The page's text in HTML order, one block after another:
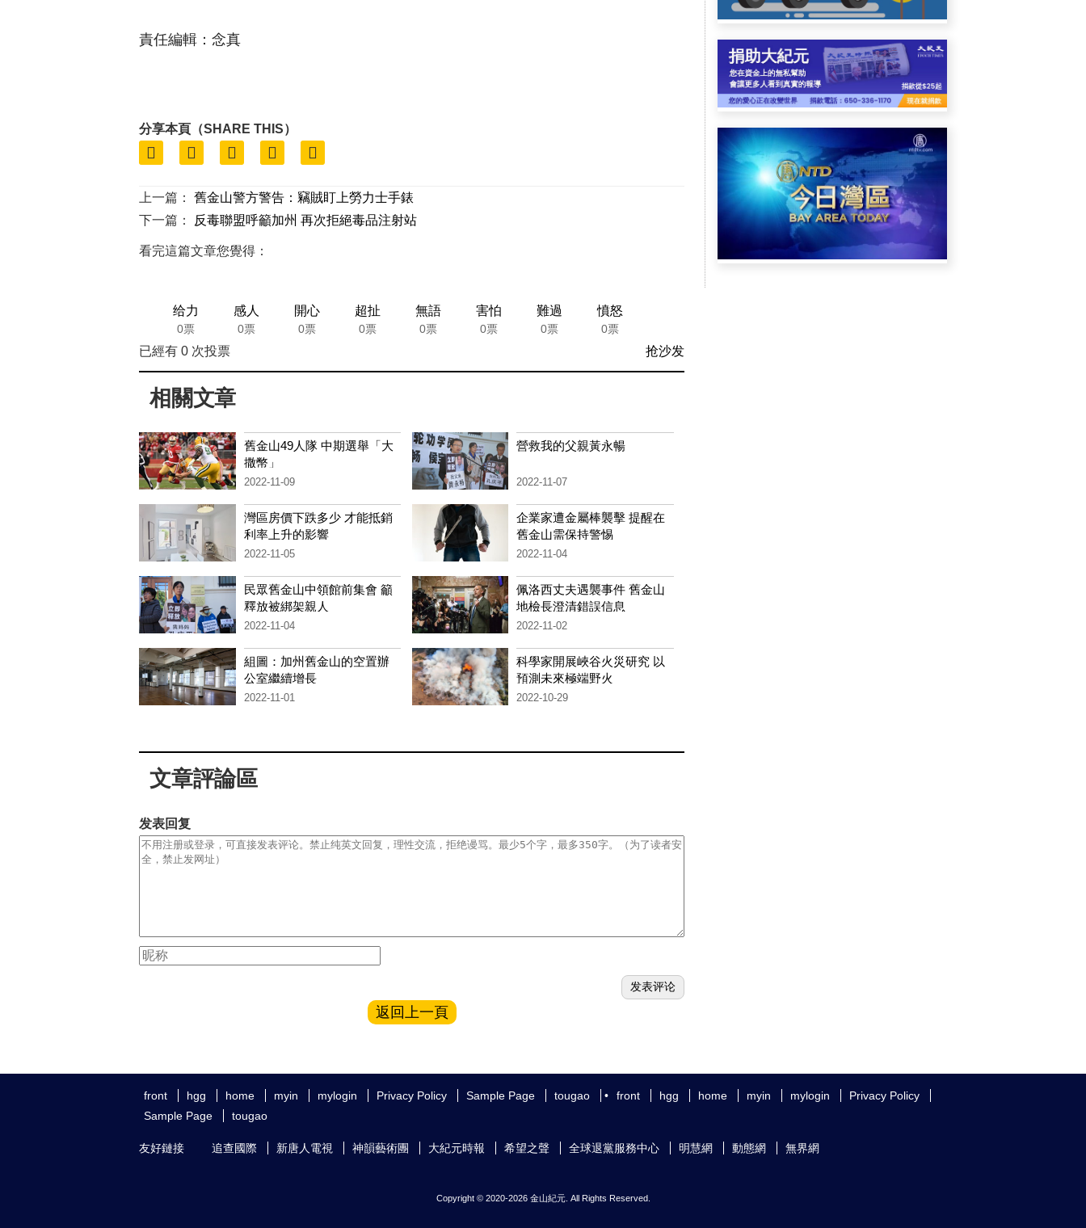
責任編輯：念真
分享本頁（SHARE THIS）
上一篇：
舊金山警方警告：竊賊盯上勞力士手錶
下一篇：
反毒聯盟呼籲加州 再次拒絕毒品注射站
看完這篇文章您覺得：
给力
0票
感人
0票
開心
0票
超扯
0票
無語
0票
害怕
0票
難過
0票
憤怒
0票
已經有 0 次投票 抢沙发
相關文章
舊金山49人隊 中期選舉「大
撒幣」
2022-11-09
營救我的父親黃永暢
2022-11-07
灣區房價下跌多少 才能抵銷
利率上升的影響
2022-11-05
企業家遭金屬棒襲擊 提醒在
舊金山需保持警惕
2022-11-04
民眾舊金山中領館前集會 籲
釋放被綁架親人
2022-11-04
佩洛西丈夫遇襲事件 舊金山
地檢長澄清錯誤信息
2022-11-02
組圖：加州舊金山的空置辦
公室繼續增長
2022-11-01
科學家開展峽谷火災研究 以
預測未來極端野火
2022-10-29
文章評論區
发表回复
返回上一頁
front hgg home myin mylogin Privacy Policy Sample Page tougao • front hgg home myin mylogin
Privacy Policy
Sample Page
tougao
友好鏈接 追查國際 新唐人電視 神韻藝術團 大紀元時報 希望之聲 全球退黨服務中心 明慧網 動態網 無界網
Copyright © 2020-2026 金山紀元. All Rights Reserved.